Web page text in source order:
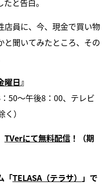
店員に、今、現金で買い物
と聞いてみたところ、その
曜日』
50～午後8：00、テレビ
）
TVerにて無料配信！（期
「TELASA（テラサ） 」で